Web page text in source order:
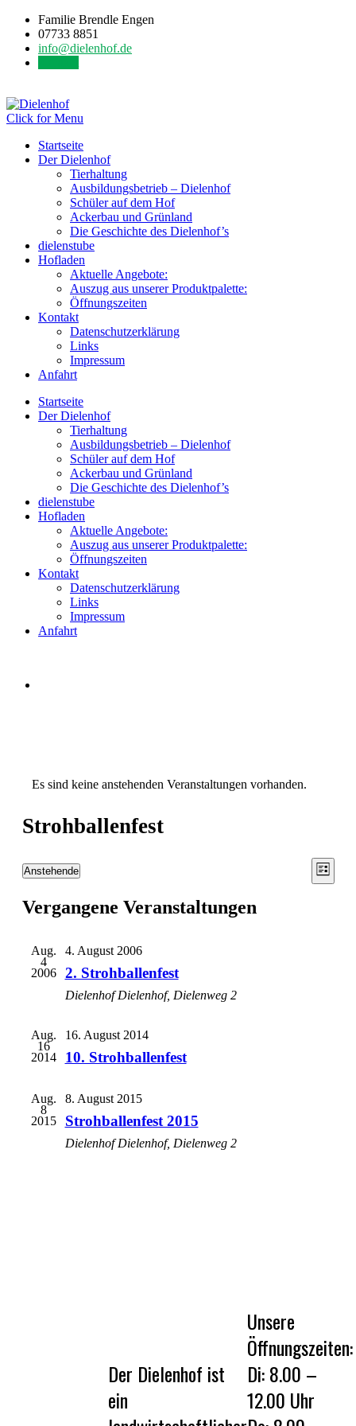
Familie Brendle Engen
07733 8851
info@dielenhof.de
Click for Menu
Startseite
Der Dielenhof
Tierhaltung
Ausbildungsbetrieb – Dielenhof
Schüler auf dem Hof
Ackerbau und Grünland
Die Geschichte des Dielenhof’s
dielenstube
Hofladen
Aktuelle Angebote:
Auszug aus unserer Produktpalette:
Öffnungszeiten
Kontakt
Datenschutzerklärung
Links
Impressum
Anfahrt
Startseite
Der Dielenhof
Tierhaltung
Ausbildungsbetrieb – Dielenhof
Schüler auf dem Hof
Ackerbau und Grünland
Die Geschichte des Dielenhof’s
dielenstube
Hofladen
Aktuelle Angebote:
Auszug aus unserer Produktpalette:
Öffnungszeiten
Kontakt
Datenschutzerklärung
Links
Impressum
Anfahrt
Es sind keine anstehenden Veranstaltungen vorhanden.
Strohballenfest
Liste
Anstehende
wählen.
Vergangene Veranstaltungen
Aug.
4
2006
4. August 2006
2. Strohballenfest
DielenhofDielenhof, Dielenweg 2
Aug.
16
2014
16. August 2014
10. Strohballenfest
Aug.
8
2015
8. August 2015
Strohballenfest 2015
DielenhofDielenhof, Dielenweg 2
Der Dielenhof ist
ein
Unsere
Öffnungszeiten:
Di: 8.00 –
12.00 Uhr